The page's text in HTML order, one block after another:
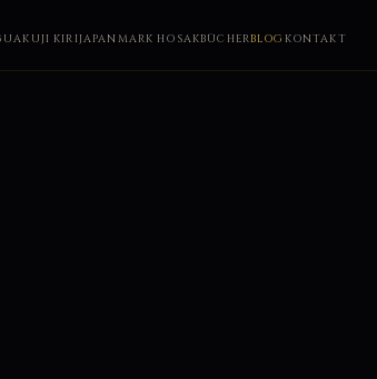
KUJI KIRI JAPAN MARK HOSAKBÜCHERBLOG KONTAKT